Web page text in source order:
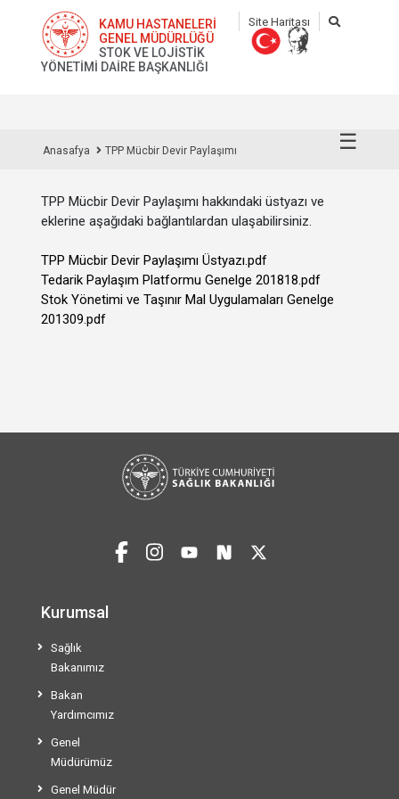
KAMU HASTANELERİ
GENEL MÜDÜRLÜĞÜ
STOK VE LOJİSTİK
YÖNETİMİ DAİRE BAŞKANLIĞI
Site Haritası
☰
Anasafya TPP Mücbir Devir Paylaşımı
TPP Mücbir Devir Paylaşımı hakkındaki üstyazı ve
eklerine aşağıdaki bağlantılardan ulaşabilirsiniz.
TPP Mücbir Devir Paylaşımı Üstyazı.pdf
Tedarik Paylaşım Platformu Genelge 201818.pdf
Stok Yönetimi ve Taşınır Mal Uygulamaları Genelge
201309.pdf
Kurumsal
Sağlık
Bakanımız
Bakan
Yardımcımız
Genel
Müdürümüz
Genel Müdür